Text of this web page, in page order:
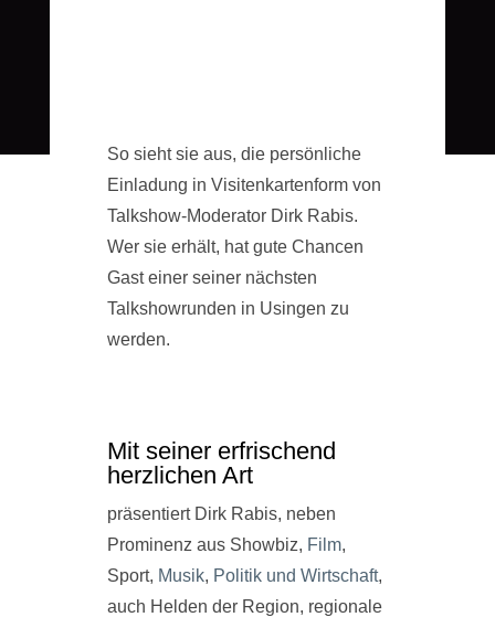
So sieht sie aus, die persönliche
Einladung in Visitenkartenform von
Talkshow-Moderator Dirk Rabis.
Wer sie erhält, hat gute Chancen
Gast einer seiner nächsten
Talkshowrunden in Usingen zu
werden.
Mit seiner erfrischend
herzlichen Art
präsentiert Dirk Rabis, neben
Prominenz aus Showbiz, Film,
Sport, Musik, Politik und Wirtschaft,
auch Helden der Region, regionale